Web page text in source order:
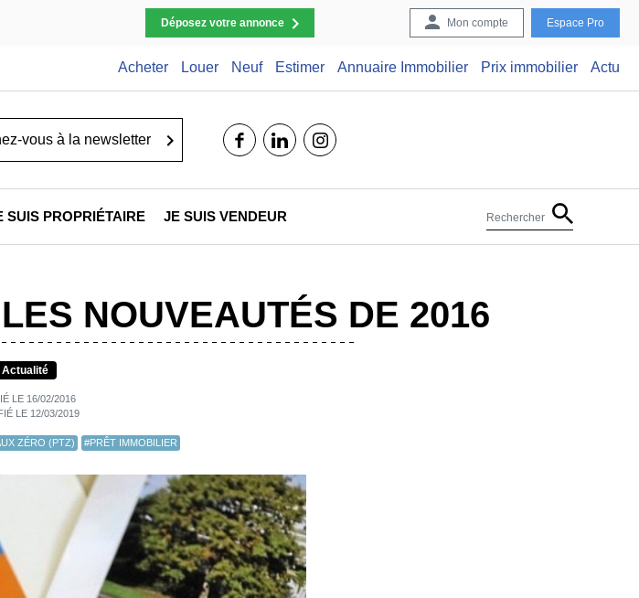
Déposez votre annonce Mon compte Espace Pro
Acheter Louer Neuf Estimer Annuaire Immobilier Prix immobilier Actu
facebooklinkedin
SUIS PROPRIÉTAIRE JE SUIS VENDEUR Rechercher
NOUVEAUTÉS DE 2016
Actualité
LE 16/02/2016
LE 12/03/2019
ZÉRO (PTZ) #PRÊT IMMOBILIER